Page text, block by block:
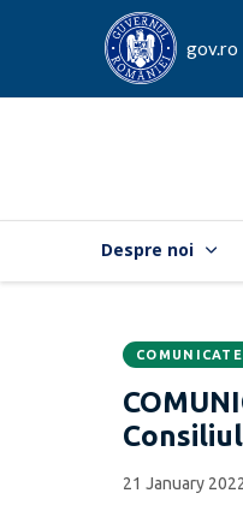
gov.ro
Despre noi
CATEGORIA:
Data
publicării:
21 January